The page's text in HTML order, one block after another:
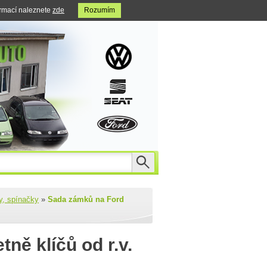
naleznete zde Rozumím
spínačky » Sada zámků na Ford
klíčů od r.v.